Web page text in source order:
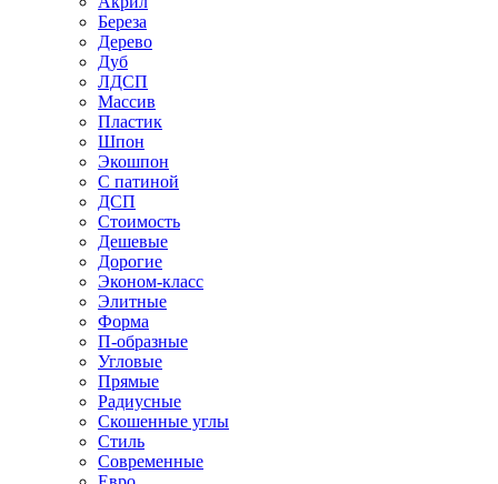
Береза
Дерево
Дуб
ЛДСП
Массив
Пластик
Шпон
Экошпон
С патиной
ДСП
Стоимость
Дешевые
Дорогие
Эконом-класс
Элитные
Форма
П-образные
Угловые
Прямые
Радиусные
Скошенные углы
Стиль
Современные